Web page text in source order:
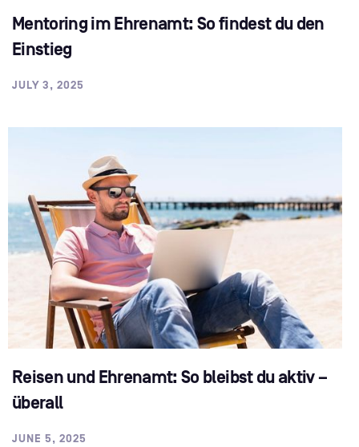
Mentoring im Ehrenamt: So findest du den
Einstieg
JULY 3, 2025
Reisen und Ehrenamt: So bleibst du aktiv –
überall
JUNE 5, 2025